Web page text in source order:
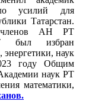
усилий для
Татарстан.
АН РТ
был избран
наук
году Общим
наук РТ
математики,